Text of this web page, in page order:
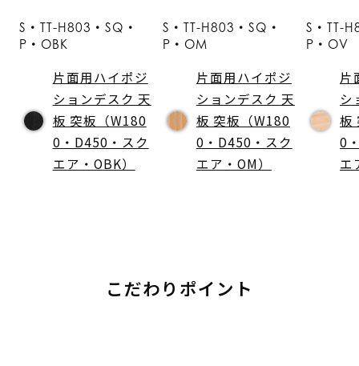
S・TT-H803・SQ・
P・OBK
片面用ハイポジ
ションデスク 天
板 突板（W180
0・D450・スク
エア・OBK）
S・TT-H803・SQ・
P・OM
片面用ハイポジ
ションデスク 天
板 突板（W180
0・D450・スク
エア・OM）
S・TT-
P・OV
片
シ
板
0
エ
こだわりポイント